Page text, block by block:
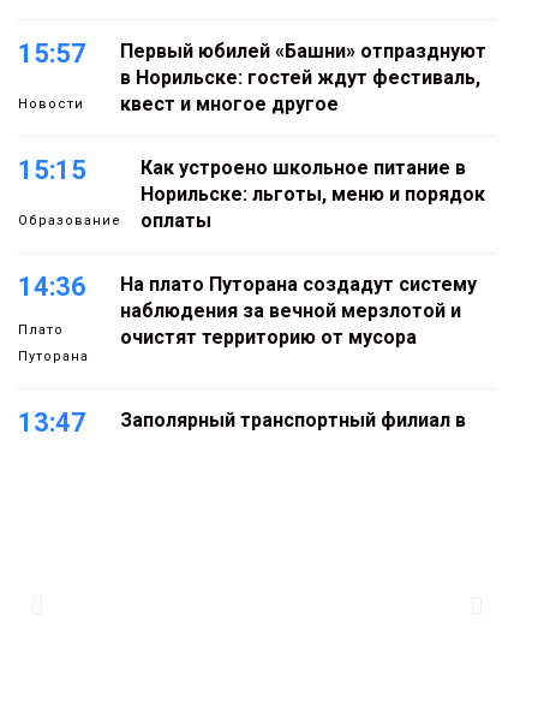
15:57
Новости
Первый юбилей «Башни» отпразднуют
в Норильске: гостей ждут фестиваль,
квест и многое другое
15:15
Образование
Как устроено школьное питание в
Норильске: льготы, меню и порядок
оплаты
14:36
Плато
Путорана
На плато Путорана создадут систему
наблюдения за вечной мерзлотой и
очистят территорию от мусора
13:47
Заполярный транспортный филиал в